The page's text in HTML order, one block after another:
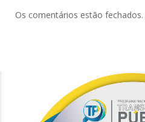
Os comentários estão fechados.